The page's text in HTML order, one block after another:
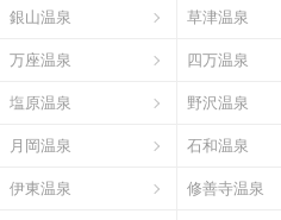
銀山温泉 草津温泉
万座温泉 四万温泉
塩原温泉 野沢温泉
月岡温泉 石和温泉
伊東温泉 修善寺温泉